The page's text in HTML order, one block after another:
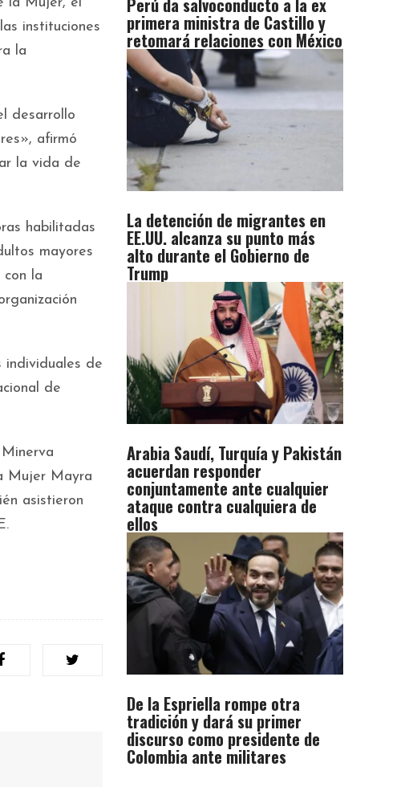
instituciones
la
desarrollo
afirmó
la vida de
habilitadas
mayores
la
individuales de
de
Mujer Mayra
asistieron
Perú da salvoconducto a la ex
primera ministra de Castillo y
retomará relaciones con México
La detención de migrantes en
EE.UU. alcanza su punto más
alto durante el Gobierno de
Trump
Arabia Saudí, Turquía y Pakistán
acuerdan responder
conjuntamente ante cualquier
ataque contra cualquiera de
ellos
De la Espriella rompe otra
tradición y dará su primer
discurso como presidente de
Colombia ante militares